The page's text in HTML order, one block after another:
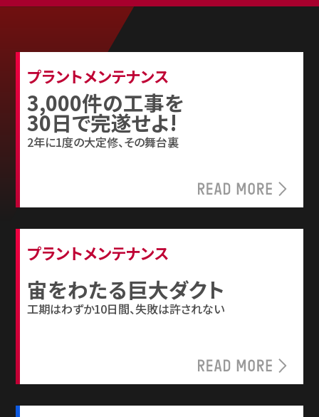
プラントメンテナンス
3,000件の工事を
30日で完遂せよ!
2年に1度の大定修、その舞台裏
プラントメンテナンス
宙をわたる巨大ダクト
工期はわずか10日間、失敗は許されない